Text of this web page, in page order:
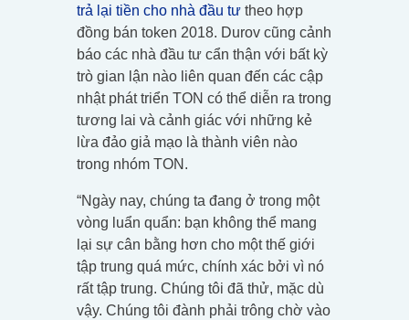
trả lại tiền cho nhà đầu tư theo hợp
đồng bán token 2018. Durov cũng cảnh
báo các nhà đầu tư cẩn thận với bất kỳ
trò gian lận nào liên quan đến các cập
nhật phát triển TON có thể diễn ra trong
tương lai và cảnh giác với những kẻ
lừa đảo giả mạo là thành viên nào
trong nhóm TON.
“Ngày nay, chúng ta đang ở trong một
vòng luẩn quẩn: bạn không thể mang
lại sự cân bằng hơn cho một thế giới
tập trung quá mức, chính xác bởi vì nó
rất tập trung. Chúng tôi đã thử, mặc dù
vậy. Chúng tôi đành phải trông chờ vào